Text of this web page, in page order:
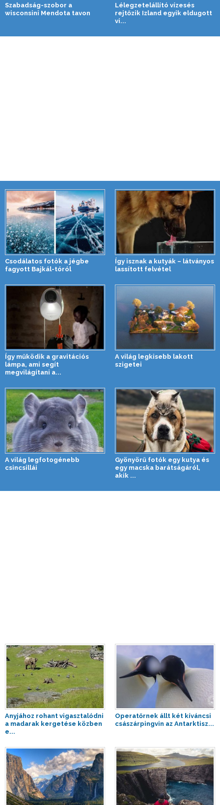
Szabadság-szobor a
wisconsini Mendota tavon
Lélegzetelállító vízesés
rejtőzik Izland egyik eldugott
vi...
Csodálatos fotók a jégbe
fagyott Bajkál-tóról
Így isznak a kutyák – látványos
lassított felvétel
Így működik a gravitációs
lámpa, ami segít
megvilágítani a...
A világ legkisebb lakott
szigetei
A világ legfotogénebb
csincsillái
Gyönyörű fotók egy kutya és
egy macska barátságáról,
akik ...
Anyjához rohant vigasztalódni
a madarak kergetése közben
e...
Operatőrnek állt két kíváncsi
császárpingvin az Antarktisz...